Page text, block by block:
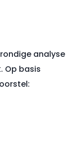
analyse
Op basis